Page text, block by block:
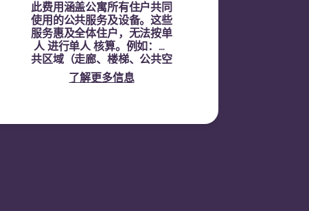
此费用涵盖公寓所有住户共同
使用的公共服务及设备。这些
服务惠及全体住户，无法按单
人 进行单人 核算。例如：公
共区域（走廊、楼梯、公共空
间）的清洁、公共区域的照
明、电梯维护、庭院或户外
了解更多信息